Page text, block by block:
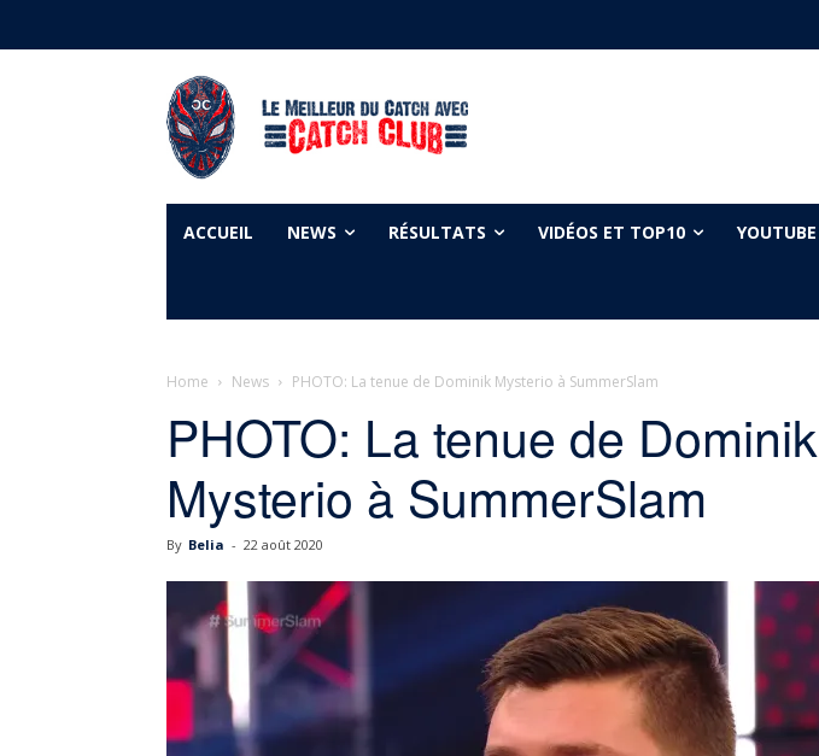
ACCUEIL NEWS RÉSULTATS VIDÉOS ET TOP10 YOUTUBE
Home News PHOTO: La tenue de Dominik Mysterio à SummerSlam
PHOTO: La tenue de Dominik
Mysterio à SummerSlam
By Belia - 22 août 2020